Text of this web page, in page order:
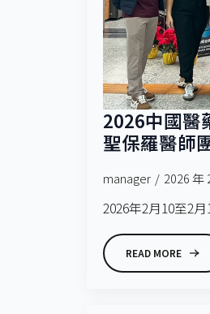
2026中國醫
聖保羅醫師
manager 2026 年
2026年2月10至2
READ MORE